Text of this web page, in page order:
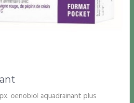
oenobiol aquadrainant plus